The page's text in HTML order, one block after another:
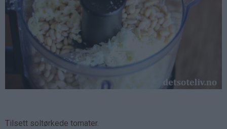
Tilsett soltørkede tomater.